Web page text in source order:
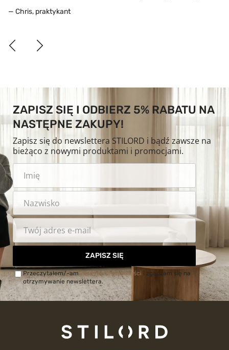
— Chris, praktykant
Poprzednia
ZAPISZ SIĘ I ODBIERZ 5% RABATU NA
NASTĘPNE ZAKUPY!
Zapisz się do newslettera STILORD i bądź zawsze na
bieżąco z nowymi produktami i promocjami.
ZAPISZ SIĘ
Przeczytałem/-amPolitykę prywatności i zgadzam się na
otrzymywanie newslettera.